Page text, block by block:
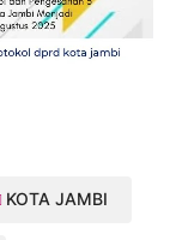
KOTA JAMBI